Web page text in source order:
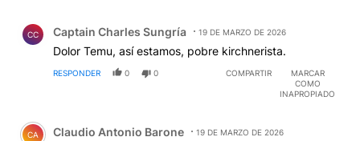
CC Captain Charles Sungría 19 DE MARZO DE 2026
Dolor Temu, así estamos, pobre kirchnerista.
RESPONDER 0 0 COMPARTIR
MARCAR
COMO
INAPROPIADO
Comentario de Claudio Antonio Barone.
CA Claudio Antonio Barone 19 DE MARZO DE 2026